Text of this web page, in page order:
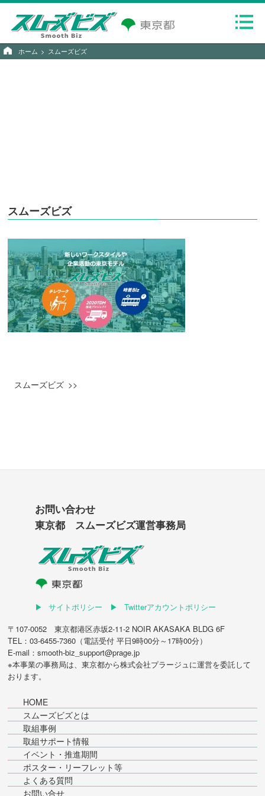
ホーム スムーズビズ
スムーズビズ
スムーズビズ
お問い合わせ
東京都 スムーズビズ運営事務局
サイトポリシー
Twitterアカウントポリシー
〒107-0052 東京都港区赤坂2-11-2 NOIR AKASAKA BLDG 6F
TEL：03-6455-7360（電話受付 平日9時00分～17時00分）
E-mail：smooth-biz_support@prage.jp
※本事業の事務局は、東京都から株式会社プラージュに運営を委託して
おります。
HOME
スムーズビズとは
取組事例
取組サポート情報
イベント・推進期間
ポスター・リーフレット等
よくある質問
お問い合せ